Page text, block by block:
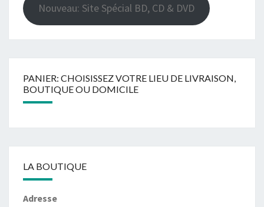
Nouveau: Site Spécial BD, CD & DVD
PANIER: CHOISISSEZ VOTRE LIEU DE LIVRAISON,
BOUTIQUE OU DOMICILE
LA BOUTIQUE
Adresse